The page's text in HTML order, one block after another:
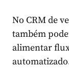
No CRM de
também
alimentar